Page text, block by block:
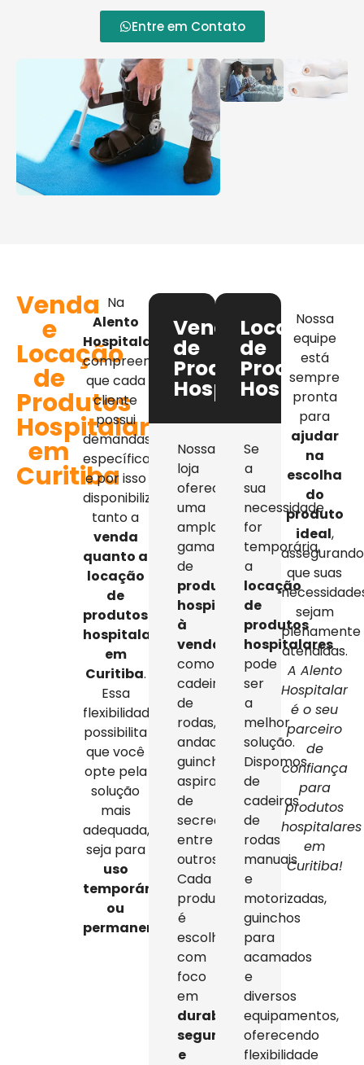
Entre em Contato
Venda
e
Locação
de
Produtos
Hospitalares
em
Curitiba
Na
Alento
Hospitalar
compreendemos
que cada
cliente
possui
demandas
específicas,
e por isso
disponibilizamos
tanto a
venda
quanto a
locação
de
produtos
hospitalares
em
Curitiba.
Essa
flexibilidade
possibilita
que você
opte pela
solução
mais
adequada,
seja para
uso
temporário
ou
permanente
Venda
de
Produtos
Hospitalares
Nossa
loja
oferece
uma
ampla
gama
de
produtos
hospitalares
à
venda
como
cadeiras
de
rodas,
andadores,
guinchos,
aspiradores
de
secreção,
entre
outros.
Cada
produto
é
escolhido
com
foco
em
durabilidade,
segurança
e
Locação
de
Produtos
Se
a
sua
necessidade
for
temporária,
a
locação
de
produtos
hospitalares
pode
ser
a
melhor
solução.
Dispomos
de
cadeiras
de
rodas
manuais
e
motorizadas,
guinchos
para
acamados
e
diversos
equipamentos,
oferecendo
flexibilidade
Nossa
equipe
está
sempre
pronta
para
ajudar
na
escolha
do
produto
ideal,
assegurando
que suas
sejam
plenamente
atendidas.
A Alento
Hospitalar
é o seu
parceiro
de
confiança
para
produtos
hospitalares
em
Curitiba!